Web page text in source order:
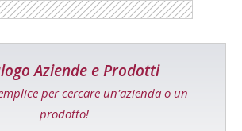
Aziende e Prodotti
per cercare un'azienda o un
prodotto!